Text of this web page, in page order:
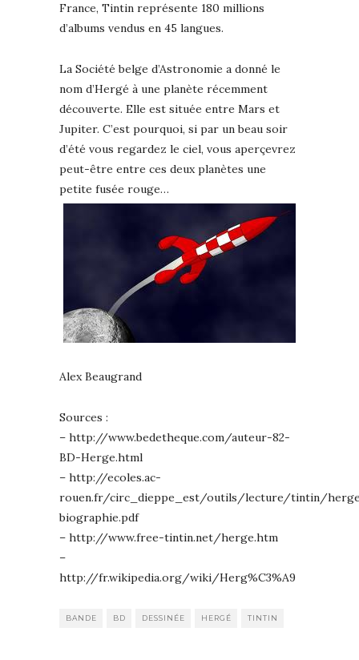
France, Tintin représente 180 millions
d’albums vendus en 45 langues.
La Société belge d’Astronomie a donné le
nom d’Hergé à une planète récemment
découverte. Elle est située entre Mars et
Jupiter. C’est pourquoi, si par un beau soir
d’été vous regardez le ciel, vous aperçevrez
peut-être entre ces deux planètes une
petite fusée rouge…
Alex Beaugrand
Sources :
– http://www.bedetheque.com/auteur-82-
BD-Herge.html
– http://ecoles.ac-
rouen.fr/circ_dieppe_est/outils/lecture/tintin/
biographie.pdf
– http://www.free-tintin.net/herge.htm
–
http://fr.wikipedia.org/wiki/Herg%C3%A9
BANDE BD DESSINÉE HERGÉ TINTIN